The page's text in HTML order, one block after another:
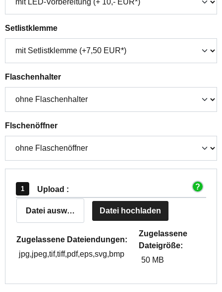
Setlistklemmeauswählen
Flaschenhalterauswählen
Flschenöffnerauswählen
Upload :
Datei auswählen Datei hochladen
Zugelassene Dateiendungen:
jpg,jpeg,tif,tiff,pdf,eps,svg,bmp
Zugelassene
Dateigröße:
50 MB